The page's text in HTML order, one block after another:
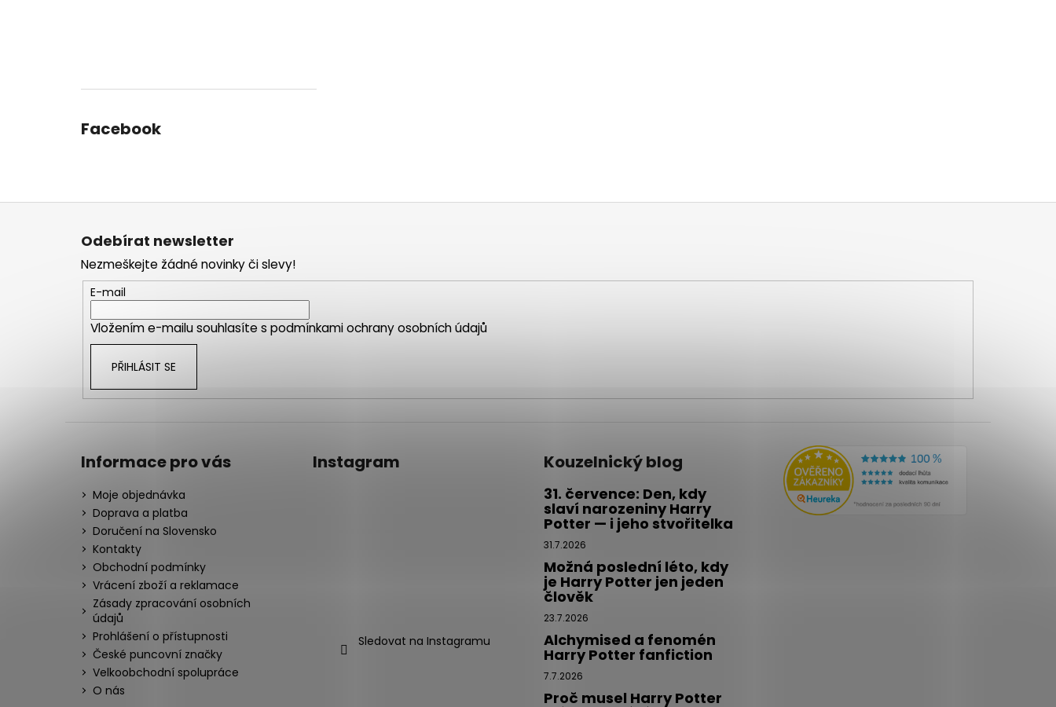
Facebook
Odebírat newsletter
Nezmeškejte žádné novinky či slevy!
E-mail
Vložením e-mailu souhlasíte s podmínkami ochrany osobních údajů
PŘIHLÁSIT SE
Informace pro vás
Moje objednávka
Doprava a platba
Doručení na Slovensko
Kontakty
Obchodní podmínky
Vrácení zboží a reklamace
Zásady zpracování osobních
údajů
Prohlášení o přístupnosti
České puncovní značky
Velkoobchodní spolupráce
O nás
Instagram
Sledovat na Instagramu
Kouzelnický blog
31. července: Den, kdy
slaví narozeniny Harry
Potter — i jeho stvořitelka
31.7.2026
Možná poslední léto, kdy
je Harry Potter jen jeden
člověk
23.7.2026
Alchymised a fenomén
Harry Potter fanfiction
7.7.2026
Proč musel Harry Potter